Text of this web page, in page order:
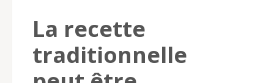
La recette
traditionnelle